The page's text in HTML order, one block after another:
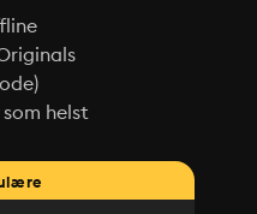
helst